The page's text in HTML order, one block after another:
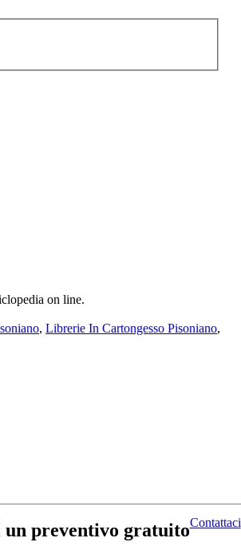
on line.
, Librerie In Cartongesso Pisoniano,
un preventivo gratuitoContattaci